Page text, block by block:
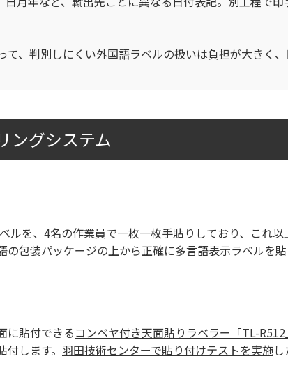
て、判別しにくい外国語ラベルの扱いは負担が大きく
ングシステム
を、4名の作業員で一枚一枚手貼りしており、これ
包装パッケージの上から正確に多言語表示ラベルを貼
に貼付できるコンベヤ付き天面貼りラベラー「TL-R512
します。 羽田技術センターで貼り付けテストを実施